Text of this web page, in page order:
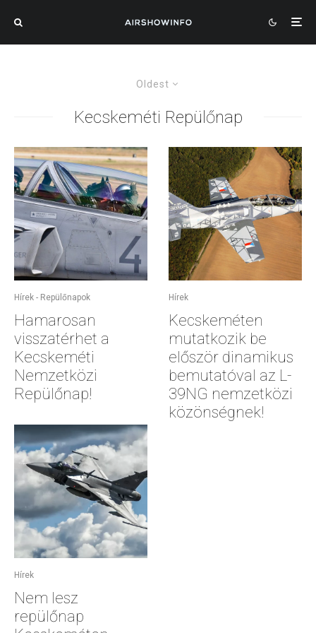
Oldest
Kecskeméti Repülőnap
Hírek - Repülőnapok
Hamarosan
visszatérhet a
Kecskeméti
Nemzetközi
Repülőnap!
Hírek
Nem lesz
repülőnap
Hírek
Kecskeméten
mutatkozik be
először dinamikus
bemutatóval az L-
39NG nemzetközi
közönségnek!